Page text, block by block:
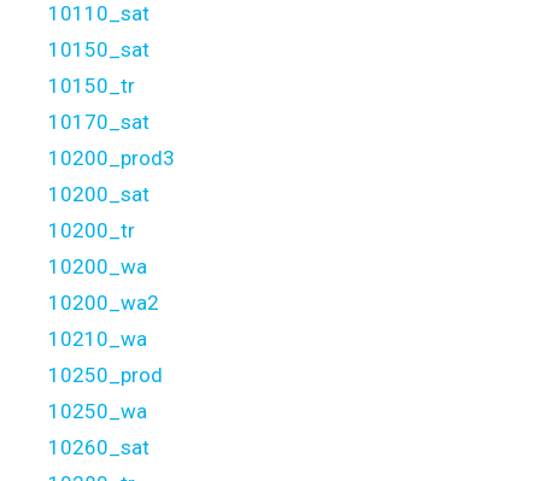
10110_sat
10150_sat
10150_tr
10170_sat
10200_prod3
10200_sat
10200_tr
10200_wa
10200_wa2
10210_wa
10250_prod
10250_wa
10260_sat